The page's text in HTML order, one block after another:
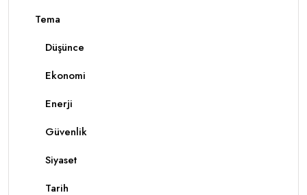
Tema
Düşünce
Ekonomi
Enerji
Güvenlik
Siyaset
Tarih